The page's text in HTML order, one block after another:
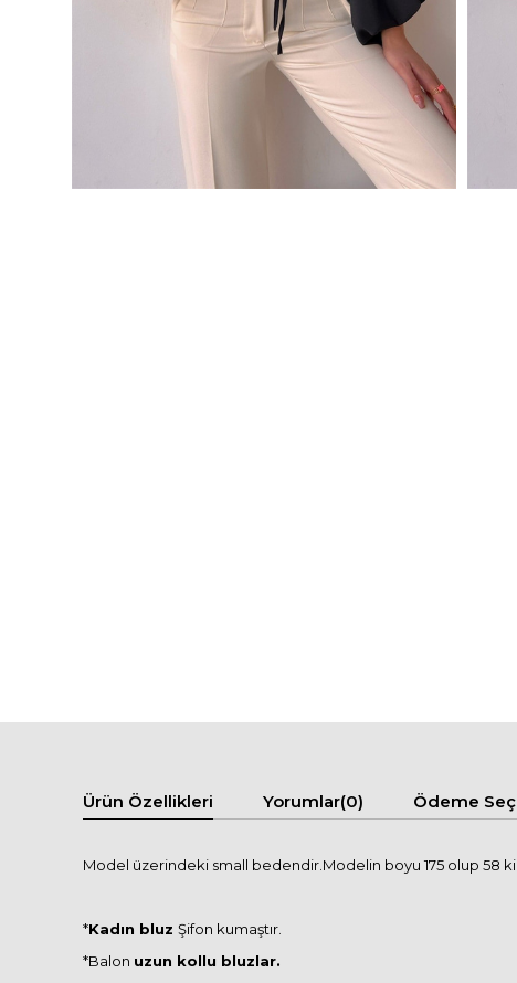
Ürün Özellikleri Yorumlar(0) Ödeme
Model üzerindeki small bedendir.Modelin boyu 175 olup 58
*Kadın bluz Şifon kumaştır.
*Balon uzun kollu bluzlar.